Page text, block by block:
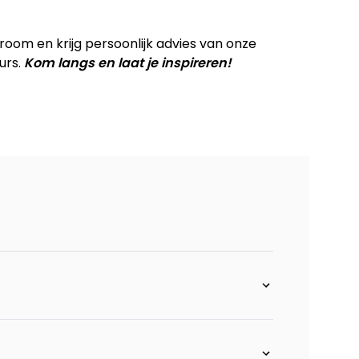
verstelbaar 1 motor - incl. bonellvering
en krijg persoonlijk advies van onze
Kom langs en laat je inspireren!